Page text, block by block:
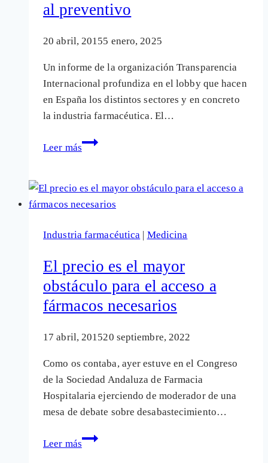
Lucentis?
al preventivo
20 abril, 20155 enero, 2025
Un informe de la organización Transparencia
Internacional profundiza en el lobby que hacen
en España los distintos sectores y en concreto
la industria farmacéutica. El…
Leer más
La
un
modelo
asistencialista
al
preventivo
Industria farmacéutica Medicina
El precio es el mayor
obstáculo para el acceso a
fármacos necesarios
17 abril, 201520 septiembre, 2022
Como os contaba, ayer estuve en el Congreso
de la Sociedad Andaluza de Farmacia
Hospitalaria ejerciendo de moderador de una
mesa de debate sobre desabastecimiento…
Leer más
El